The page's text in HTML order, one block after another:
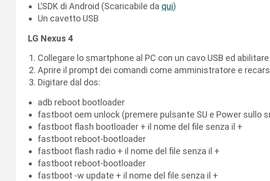
L’SDK di Android (Scaricabile da qui)
Un cavetto USB
LG Nexus 4
Collegare lo smartphone al PC con un cavo USB ed
Aprire il prompt dei comandi come amministratore e
Digitare dal dos:
adb reboot bootloader
fastboot oem unlock (premere pulsante SU e Power sullo
fastboot flash bootloader + il nome del file senza il +
fastboot reboot-bootloader
fastboot flash radio + il nome del file senza il +
fastboot reboot-bootloader
fastboot -w update + il nome del file senza il +